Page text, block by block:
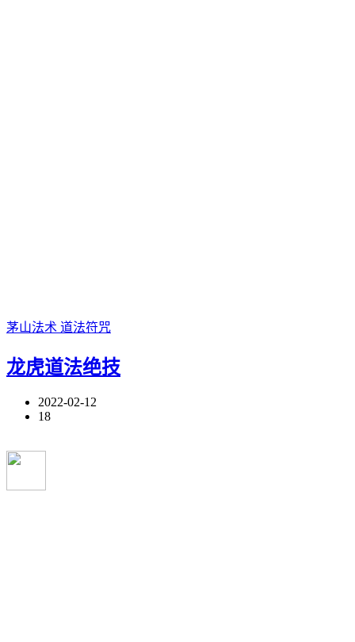
茅山法术 道法符咒
龙虎道法绝技
2022-02-12
18